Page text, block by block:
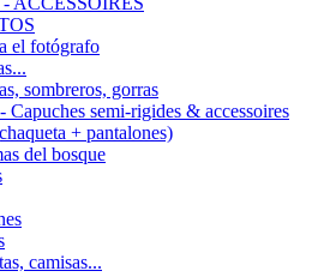
el fotógrafo
sombreros, gorras
semi-rigides & accessoires
+ pantalones)
del bosque
camisas...